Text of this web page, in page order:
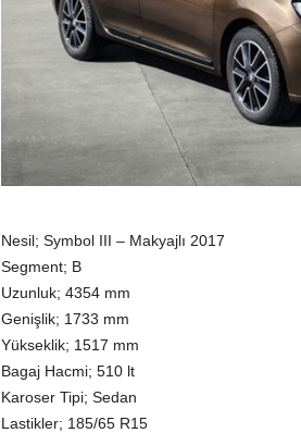
B
Nesil; Symbol III – Makyajlı 2017
Segment; B
Uzunluk; 4354 mm
Genişlik; 1733 mm
Yükseklik; 1517 mm
Bagaj Hacmi; 510 lt
Karoser Tipi; Sedan
Lastikler; 185/65 R15